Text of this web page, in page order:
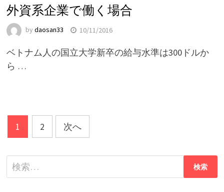
外資系企業で働く場合
by daosan33 10/11/2016
ベトナム人の国立大学新卒の給与水準は300ドルか
ら …
投
稿
ナ
ビ
1 2 次へ
検
索: